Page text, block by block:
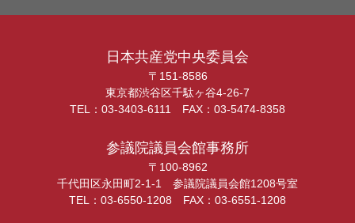
日本共産党中央委員会
〒151-8586
東京都渋谷区千駄ヶ谷4-26-7
TEL：03-3403-6111 FAX：03-5474-8358
参議院議員会館事務所
〒100-8962
千代田区永田町2-1-1 参議院議員会館1208号室
TEL：03-6550-1208 FAX：03-6551-1208